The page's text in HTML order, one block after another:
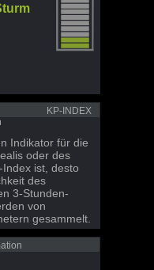
KP-INDEX
Indikator für die
oder des
ist, desto
des
3-Stunden-
von
gesammelt.